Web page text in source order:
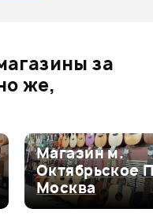
за
же,
Магазин м.
Октябрьское
Москва